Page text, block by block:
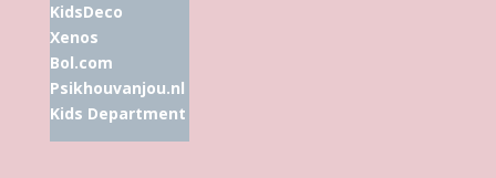
KidsDeco
Xenos
Bol.com
Psikhouvanjou.nl
Kids Department